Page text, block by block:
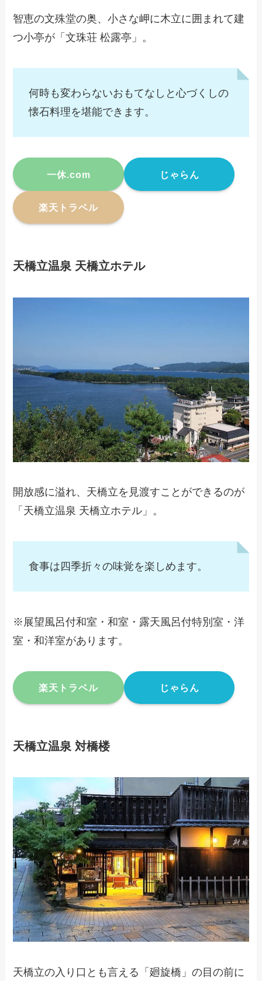
智恵の文殊堂の奥、小さな岬に木立に囲まれて建
つ小亭が「文珠荘 松露亭」。
何時も変わらないおもてなしと心づくしの
懐石料理を堪能できます。
一休.com じゃらん
楽天トラベル
天橋立温泉 天橋立ホテル
開放感に溢れ、天橋立を見渡すことができるのが
「天橋立温泉 天橋立ホテル」。
食事は四季折々の味覚を楽しめます。
※展望風呂付和室・和室・露天風呂付特別室・洋
室・和洋室があります。
楽天トラベル じゃらん
天橋立温泉 対橋楼
天橋立の入り口とも言える「廻旋橋」の目の前に